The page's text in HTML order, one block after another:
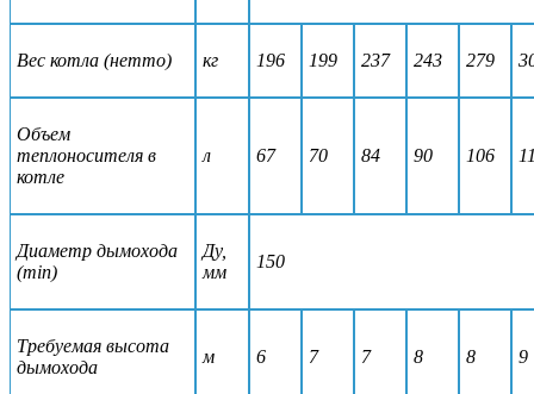
Вес котла (нетто) кг 196 199 237 243 279
Объем
теплоносителя в
котле
л 67 70 84 90 106
Диаметр дымохода
(min)
Ду,
мм
150
Требуемая высота
дымохода
м 6 7 7 8 8 9